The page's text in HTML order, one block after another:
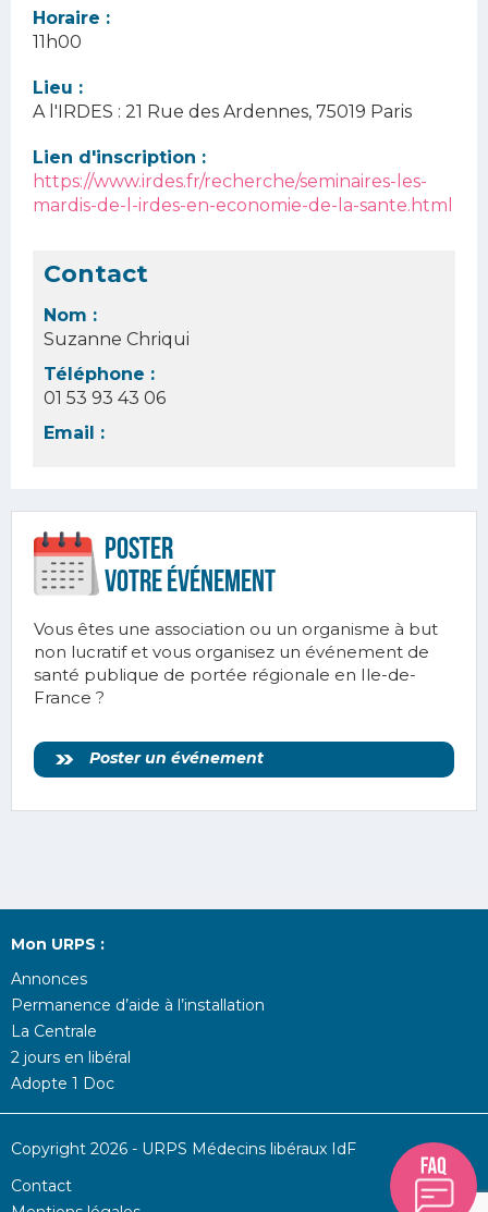
Horaire :
11h00
Lieu :
A l'IRDES : 21 Rue des Ardennes, 75019 Paris
Lien d'inscription :
https://www.irdes.fr/recherche/seminaires-les-
mardis-de-l-irdes-en-economie-de-la-sante.html
Contact
Nom :
Suzanne Chriqui
Téléphone :
01 53 93 43 06
Email :
Poster
votre ÉVÉnement
Vous êtes une association ou un organisme à but
non lucratif et vous organisez un événement de
santé publique de portée régionale en Ile-de-
France ?
Poster un événement
Mon URPS :
Annonces
Permanence d’aide à l’installation
La Centrale
2 jours en libéral
Adopte 1 Doc
Copyright 2026 - URPS Médecins libéraux IdF
Contact